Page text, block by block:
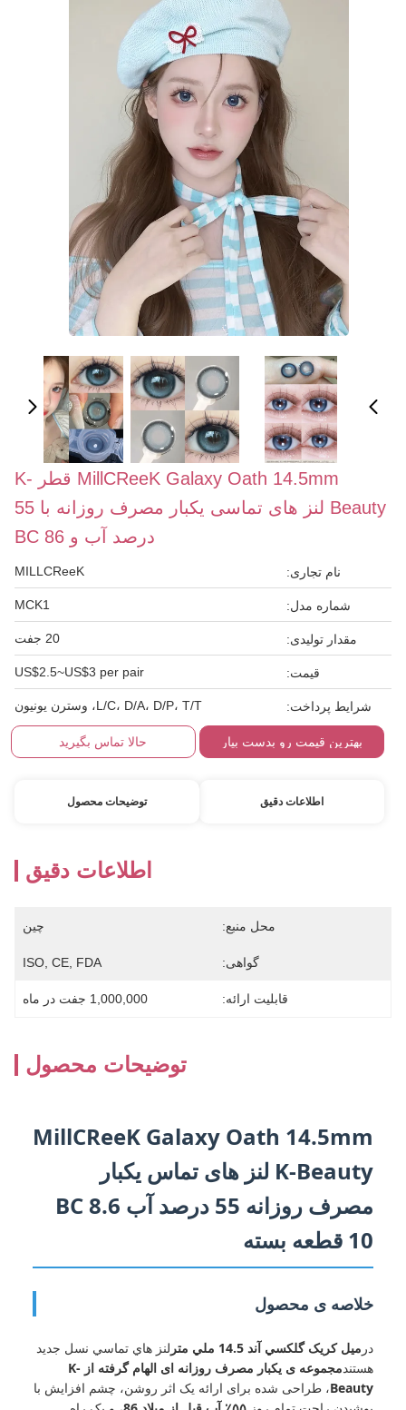
MillCReeK Galaxy Oath 14.5mm قطر K-
Beauty لنز های تماسی یکبار مصرف روزانه با 55
درصد آب و BC 86
نام تجاری: MILLCReeK
شماره مدل: MCK1
مقدار تولیدی: 20 جفت
قیمت: US$2.5~US$3 per pair
شرایط پرداخت: L/C، D/A، D/P، T/T، وسترن یونیون
بهترین قیمت رو بدست بیار حالا تماس بگیرید
اطلاعات دقیق توضیحات محصول
اطلاعات دقیق
محل منبع: چین
گواهی: ISO, CE, FDA
قابلیت ارائه: 1,000,000 جفت در ماه
توضیحات محصول
MillCReeK Galaxy Oath 14.5mm
K-Beauty لنز های تماس یکبار
مصرف روزانه 55 درصد آب BC 8.6
10 قطعه بسته
خلاصه ی محصول
در ميل کريک گلکسي آند 14.5 ملي متر
لنز هاي تماسي نسل جديد
هستند
مجموعه ی یکبار مصرف روزانه ای الهام گرفته از K-
Beauty، طراحی شده برای ارائه یک اثر روشن، چشم افزایش با